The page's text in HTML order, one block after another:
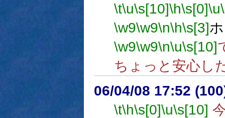
\t\u\s[10]\h\s[0]\u
\w9\w9\n\h\s[3]
\w9\w9\n\u\s[10]
ちょっと安心し
06/04/08 17:52
\t\h\s[0]\u\s[10]